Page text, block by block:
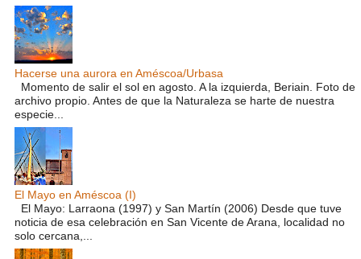
Hacerse una aurora en Améscoa/Urbasa
Momento de salir el sol en agosto. A la izquierda, Beriain. Foto de
archivo propio. Antes de que la Naturaleza se harte de nuestra
especie...
El Mayo en Améscoa (I)
El Mayo: Larraona (1997) y San Martín (2006) Desde que tuve
noticia de esa celebración en San Vicente de Arana, localidad no
solo cercana,...